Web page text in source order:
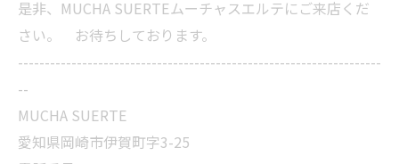
是非、MUCHA SUERTEムーチャスエルテにご来店くだ
さい。 お待ちしております。
--------------------------------------------------------------------
--
MUCHA SUERTE
愛知県岡崎市伊賀町字3-25